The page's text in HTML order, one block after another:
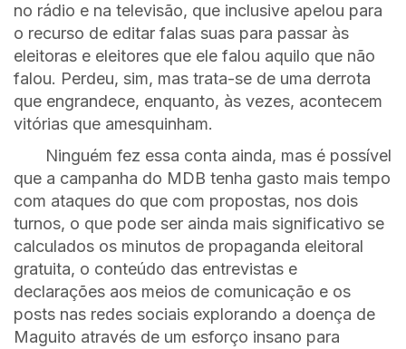
no rádio e na televisão, que inclusive apelou para
o recurso de editar falas suas para passar às
eleitoras e eleitores que ele falou aquilo que não
falou. Perdeu, sim, mas trata-se de uma derrota
que engrandece, enquanto, às vezes, acontecem
vitórias que amesquinham.
Ninguém fez essa conta ainda, mas é possível
que a campanha do MDB tenha gasto mais tempo
com ataques do que com propostas, nos dois
turnos, o que pode ser ainda mais significativo se
calculados os minutos de propaganda eleitoral
gratuita, o conteúdo das entrevistas e
declarações aos meios de comunicação e os
posts nas redes sociais explorando a doença de
Maguito através de um esforço insano para